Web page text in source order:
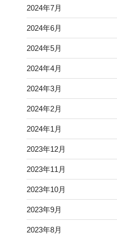
2024年7月
2024年6月
2024年5月
2024年4月
2024年3月
2024年2月
2024年1月
2023年12月
2023年11月
2023年10月
2023年9月
2023年8月